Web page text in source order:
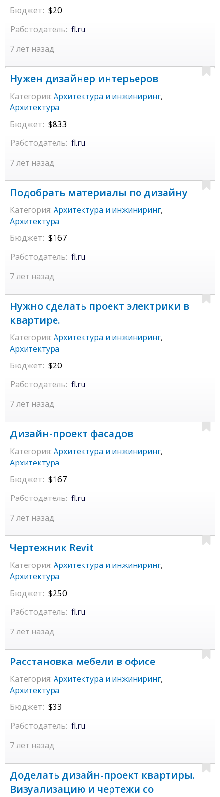
Бюджет: $20
7 лет назад
Работодатель: fl.ru
Нужен дизайнер интерьеров
Категория: Архитектура и инжиниринг,
Архитектура
Бюджет: $833
7 лет назад
Работодатель: fl.ru
Подобрать материалы по дизайну
Категория: Архитектура и инжиниринг,
Архитектура
Бюджет: $167
7 лет назад
Работодатель: fl.ru
Нужно сделать проект электрики в
квартире.
Категория: Архитектура и инжиниринг,
Архитектура
Бюджет: $20
7 лет назад
Работодатель: fl.ru
Дизайн-проект фасадов
Категория: Архитектура и инжиниринг,
Архитектура
Бюджет: $167
7 лет назад
Работодатель: fl.ru
Чертежник Revit
Категория: Архитектура и инжиниринг,
Архитектура
Бюджет: $250
7 лет назад
Работодатель: fl.ru
Расстановка мебели в офисе
Категория: Архитектура и инжиниринг,
Архитектура
Бюджет: $33
7 лет назад
Работодатель: fl.ru
Доделать дизайн-проект квартиры.
Визуализацию и чертежи со